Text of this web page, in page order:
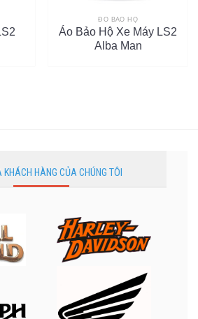
ĐỒ BẢO HỘ
Áo Bảo Hộ Xe Máy LS2
Alba Man
HÀNG CỦA CHÚNG TÔI